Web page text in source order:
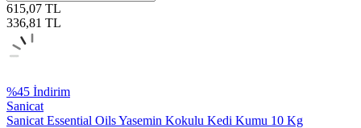
615,07 TL
336,81 TL
%45 İndirim
Sanicat
Sanicat Essential Oils Yasemin Kokulu Kedi Kumu 10 Kg